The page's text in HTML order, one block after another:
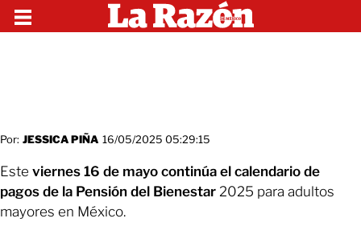
Por: JESSICA PIÑA 16/05/2025 05:29:15
Este viernes 16 de mayo continúa el calendario de
pagos de la Pensión del Bienestar 2025 para adultos
mayores en México.